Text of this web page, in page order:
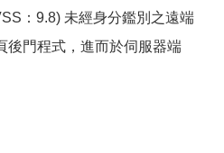
：9.8) 未經身分鑑別之遠端
後門程式，進而於伺服器端